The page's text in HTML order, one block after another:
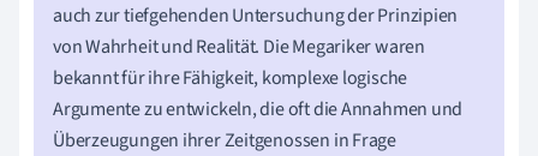
auch zur tiefgehenden Untersuchung der Prinzipien
von Wahrheit und Realität. Die Megariker waren
bekannt für ihre Fähigkeit, komplexe logische
Argumente zu entwickeln, die oft die Annahmen und
Überzeugungen ihrer Zeitgenossen in Frage